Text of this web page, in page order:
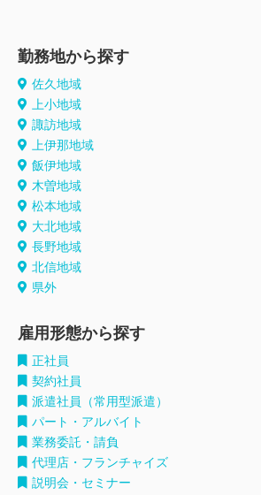
勤務地から探す
佐久地域
上小地域
諏訪地域
上伊那地域
飯伊地域
木曽地域
松本地域
大北地域
長野地域
北信地域
県外
雇用形態から探す
正社員
契約社員
派遣社員（常用型派遣）
パート・アルバイト
業務委託・請負
代理店・フランチャイズ
説明会・セミナー